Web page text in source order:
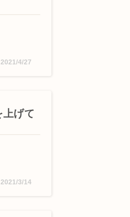
4/27
上げて
3/14